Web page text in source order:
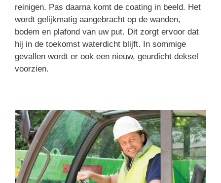
reinigen. Pas daarna komt de coating in beeld. Het
wordt gelijkmatig aangebracht op de wanden,
bodem en plafond van uw put. Dit zorgt ervoor dat
hij in de toekomst waterdicht blijft. In sommige
gevallen wordt er ook een nieuw, geurdicht deksel
voorzien.